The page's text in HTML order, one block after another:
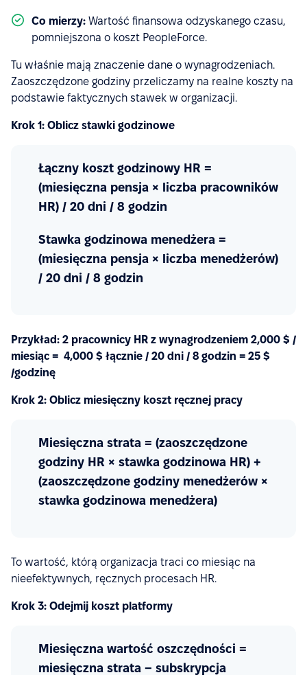
Co mierzy: Wartość finansowa odzyskanego czasu,
pomniejszona o koszt PeopleForce.
Tu właśnie mają znaczenie dane o wynagrodzeniach.
Zaoszczędzone godziny przeliczamy na realne koszty na
podstawie faktycznych stawek w organizacji.
Krok 1: Oblicz stawki godzinowe
Łączny koszt godzinowy HR =
(miesięczna pensja × liczba pracowników
HR) / 20 dni / 8 godzin
Stawka godzinowa menedżera =
(miesięczna pensja × liczba menedżerów)
/ 20 dni / 8 godzin
Przykład: 2 pracownicy HR z wynagrodzeniem 2,000 $ /
miesiąc = 4,000 $ łącznie / 20 dni / 8 godzin = 25 $
/godzinę
Krok 2: Oblicz miesięczny koszt ręcznej pracy
Miesięczna strata = (zaoszczędzone
godziny HR × stawka godzinowa HR) +
(zaoszczędzone godziny menedżerów ×
stawka godzinowa menedżera)
To wartość, którą organizacja traci co miesiąc na
nieefektywnych, ręcznych procesach HR.
Krok 3: Odejmij koszt platformy
Miesięczna wartość oszczędności =
miesięczna strata − subskrypcja